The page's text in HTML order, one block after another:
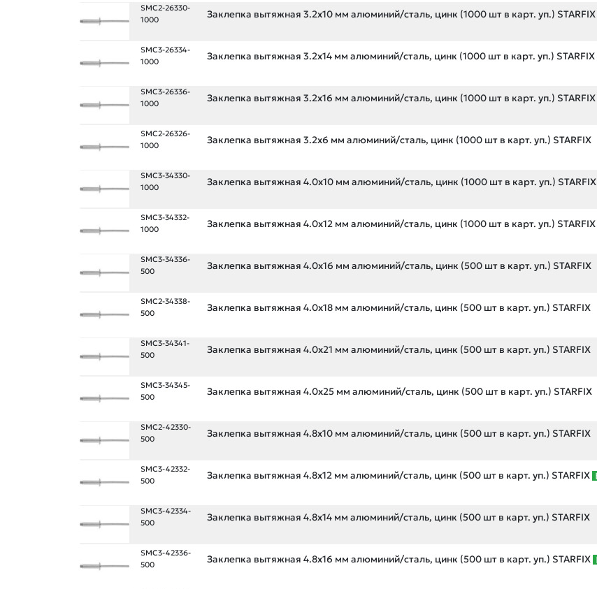
SMC2-26330-
1000
Заклепка вытяжная 3.2х10 мм алюминий/сталь, цинк (1000 шт в карт. уп.) STARFIX
SMC3-26334-
1000
Заклепка вытяжная 3.2х14 мм алюминий/сталь, цинк (1000 шт в карт. уп.) STARFIX
SMC3-26336-
1000
Заклепка вытяжная 3.2х16 мм алюминий/сталь, цинк (1000 шт в карт. уп.) STARFIX
SMC2-26326-
1000
Заклепка вытяжная 3.2х6 мм алюминий/сталь, цинк (1000 шт в карт. уп.) STARFIX
SMC3-34330-
1000
Заклепка вытяжная 4.0х10 мм алюминий/сталь, цинк (1000 шт в карт. уп.) STARFIX
SMC3-34332-
1000
Заклепка вытяжная 4.0х12 мм алюминий/сталь, цинк (1000 шт в карт. уп.) STARFIX
SMC3-34336-
500
Заклепка вытяжная 4.0х16 мм алюминий/сталь, цинк (500 шт в карт. уп.) STARFIX
SMC2-34338-
500
Заклепка вытяжная 4.0х18 мм алюминий/сталь, цинк (500 шт в карт. уп.) STARFIX
SMC3-34341-
500
Заклепка вытяжная 4.0х21 мм алюминий/сталь, цинк (500 шт в карт. уп.) STARFIX
SMC3-34345-
500
Заклепка вытяжная 4.0х25 мм алюминий/сталь, цинк (500 шт в карт. уп.) STARFIX
SMC2-42330-
500
Заклепка вытяжная 4.8х10 мм алюминий/сталь, цинк (500 шт в карт. уп.) STARFIX
SMC3-42332-
500
Заклепка вытяжная 4.8х12 мм алюминий/сталь, цинк (500 шт в карт. уп.) STARFIX
SMC3-42334-
500
Заклепка вытяжная 4.8х14 мм алюминий/сталь, цинк (500 шт в карт. уп.) STARFIX
SMC3-42336-
500
Заклепка вытяжная 4.8х16 мм алюминий/сталь, цинк (500 шт в карт. уп.) STARFIX